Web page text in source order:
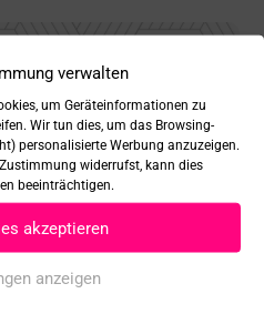
verwalten
um Geräteinformationen zu
Wir tun dies, um das Browsing-
personalisierte Werbung anzuzeigen.
widerrufst, kann dies
beeinträchtigen.
akzeptieren
anzeigen

komplexe
war bei der